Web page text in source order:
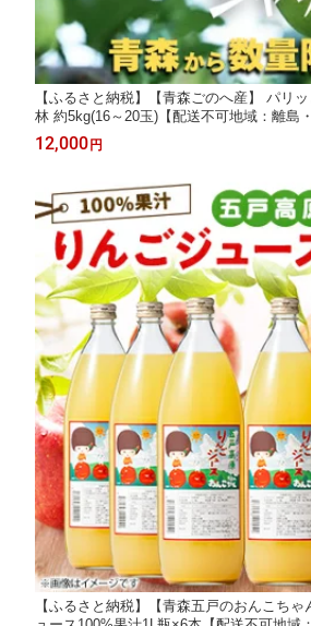
【ふるさと納税】【青森ごのへ産】 パリ
林 約5kg(16～20玉)【配送不可地域：離島
国・九州】【1051220】
12,000 円
【ふるさと納税】【青森五戸のおんこち